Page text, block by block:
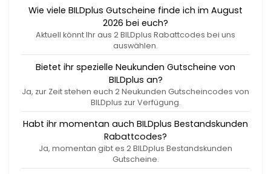
Wie viele BILDplus Gutscheine finde ich im August
2026 bei euch?
Aktuell könnt Ihr aus 2 BILDplus Rabattcodes bei uns
auswählen.
Bietet ihr spezielle Neukunden Gutscheine von
BILDplus an?
Ja, zur Zeit stehen euch 2 Neukunden Gutscheincodes von
BILDplus zur Verfügung.
Habt ihr momentan auch BILDplus Bestandskunden
Rabattcodes?
Ja, momentan gibt es 2 BILDplus Bestandskunden
Gutscheine.